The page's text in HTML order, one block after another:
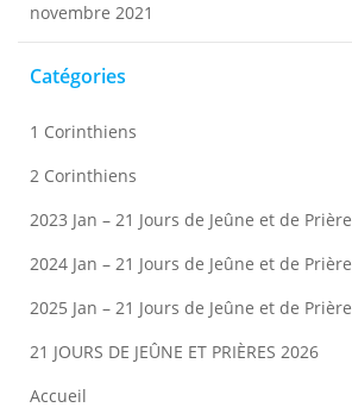
novembre 2021
Catégories
1 Corinthiens
2 Corinthiens
2023 Jan – 21 Jours de Jeûne et de Prière
2024 Jan – 21 Jours de Jeûne et de Prière
2025 Jan – 21 Jours de Jeûne et de Prière
21 JOURS DE JEÛNE ET PRIÈRES 2026
Accueil